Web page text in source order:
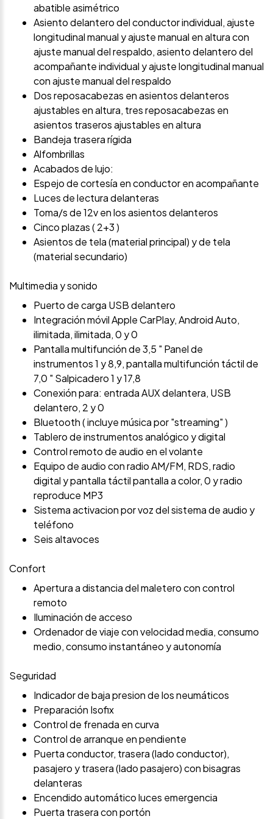
abatible asimétrico
Asiento delantero del conductor individual, ajuste
longitudinal manual y ajuste manual en altura con
ajuste manual del respaldo, asiento delantero del
acompañante individual y ajuste longitudinal manual
con ajuste manual del respaldo
Dos reposacabezas en asientos delanteros
ajustables en altura, tres reposacabezas en
asientos traseros ajustables en altura
Bandeja trasera rígida
Alfombrillas
Acabados de lujo:
Espejo de cortesía en conductor en acompañante
Luces de lectura delanteras
Toma/s de 12v en los asientos delanteros
Cinco plazas ( 2+3 )
Asientos de tela (material principal) y de tela
(material secundario)
Multimedia y sonido
Puerto de carga USB delantero
Integración móvil Apple CarPlay, Android Auto,
ilimitada, ilimitada, 0 y 0
Pantalla multifunción de 3,5 " Panel de
instrumentos 1 y 8,9, pantalla multifunción táctil de
7,0 " Salpicadero 1 y 17,8
Conexión para: entrada AUX delantera, USB
delantero, 2 y 0
Bluetooth ( incluye música por "streaming" )
Tablero de instrumentos analógico y digital
Control remoto de audio en el volante
Equipo de audio con radio AM/FM, RDS, radio
digital y pantalla táctil pantalla a color, 0 y radio
reproduce MP3
Sistema activacion por voz del sistema de audio y
teléfono
Seis altavoces
Confort
Apertura a distancia del maletero con control
remoto
Iluminación de acceso
Ordenador de viaje con velocidad media, consumo
medio, consumo instantáneo y autonomía
Seguridad
Indicador de baja presion de los neumáticos
Preparación Isofix
Control de frenada en curva
Control de arranque en pendiente
Puerta conductor, trasera (lado conductor),
pasajero y trasera (lado pasajero) con bisagras
delanteras
Encendido automático luces emergencia
Puerta trasera con portón